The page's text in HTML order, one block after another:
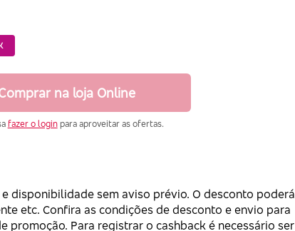
na loja Online
fazer o loginpara aproveitar as ofertas.
disponibilidade sem aviso prévio. O desconto poderá
etc. Confira as condições de desconto e envio para
promoção. Para registrar o cashback é necessário ser